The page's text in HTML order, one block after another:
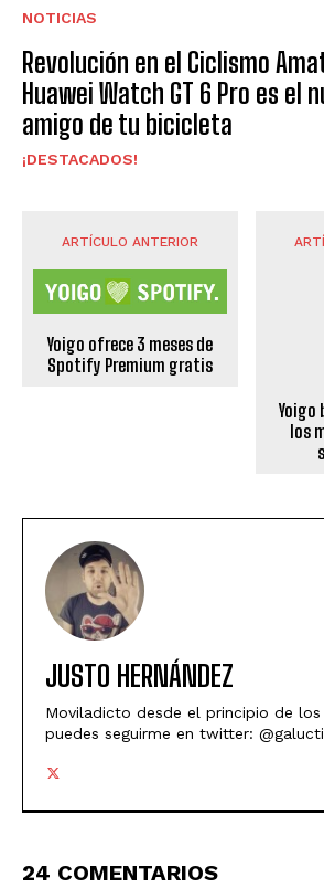
NOTICIAS
Revolución en el Ciclismo
Huawei Watch GT 6 Pro es el
amigo de tu bicicleta
¡DESTACADOS!
ARTÍCULO ANTERIOR
Yoigo ofrece 3 meses de
Spotify Premium gratis
Yoigo
los
JUSTO HERNÁNDEZ
Moviladicto desde el principio de
puedes seguirme en twitter:
24 COMENTARIOS